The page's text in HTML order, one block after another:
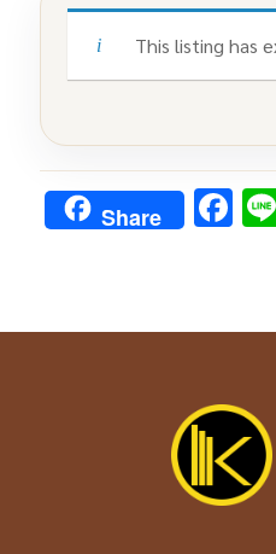
This listing has
Share